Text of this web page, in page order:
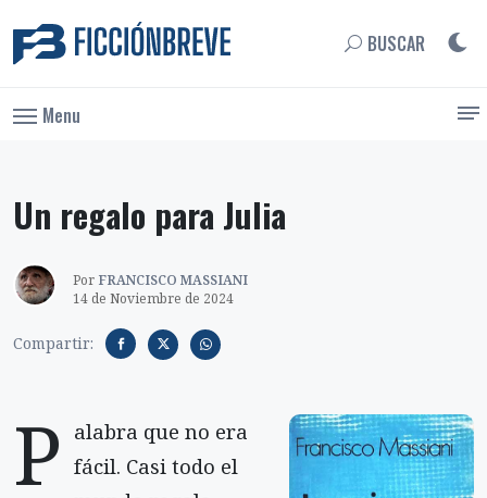
BUSCAR
Menu
Un regalo para Julia
Por FRANCISCO MASSIANI
14 de Noviembre de 2024
Compartir:
P alabra que no era
fácil. Casi todo el